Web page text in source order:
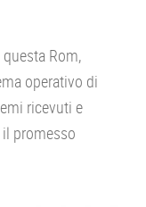
Rom,
operativo di
ricevuti e
promesso